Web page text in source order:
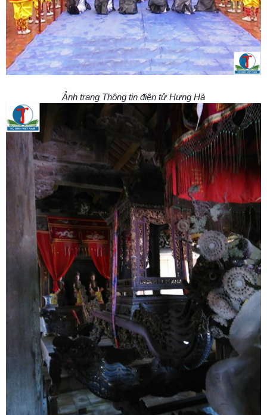
Ảnh trang Thông tin điện tử Hưng Hà